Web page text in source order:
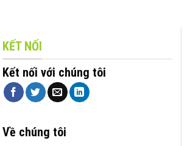
KẾT NỐI
Kết nối với chúng tôi
Về chúng tôi